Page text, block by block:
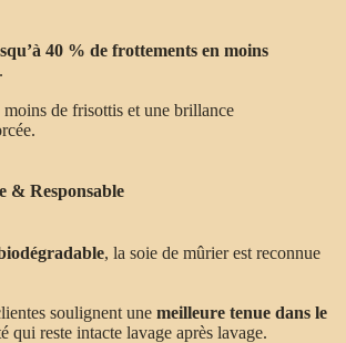
40 % de frottements en moins
de frisottis et une brillance
& Responsable
, la soie de mûrier est reconnue
soulignent une meilleure tenue dans le
qui reste intacte lavage après lavage.